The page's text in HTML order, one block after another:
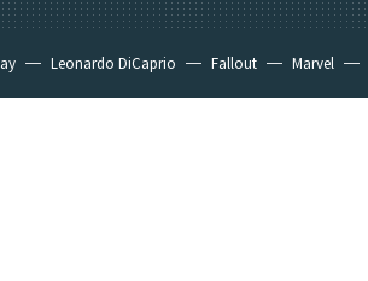
Leonardo DiCaprio Fallout Marvel